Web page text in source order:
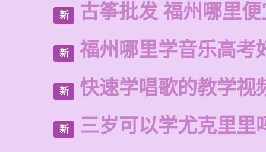
新 古筝批发 福州哪里
新 福州哪里学音乐高考
新 快速学唱歌的教学视
新 三岁可以学尤克里里